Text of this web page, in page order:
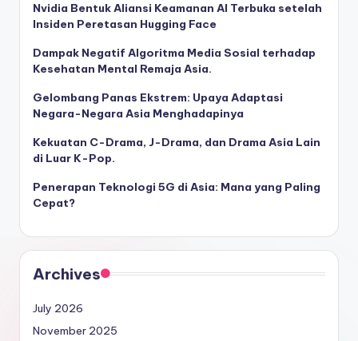
Nvidia Bentuk Aliansi Keamanan AI Terbuka setelah
Insiden Peretasan Hugging Face
Dampak Negatif Algoritma Media Sosial terhadap
Kesehatan Mental Remaja Asia.
Gelombang Panas Ekstrem: Upaya Adaptasi
Negara-Negara Asia Menghadapinya
Kekuatan C-Drama, J-Drama, dan Drama Asia Lain
di Luar K-Pop.
Penerapan Teknologi 5G di Asia: Mana yang Paling
Cepat?
Archives
July 2026
November 2025